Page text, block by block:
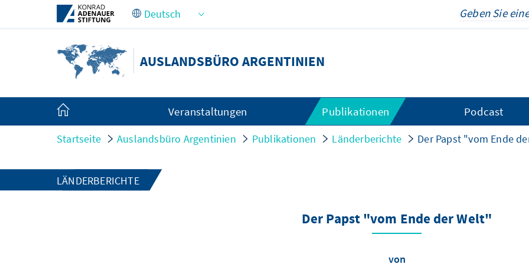
Zum Hauptinhalt springen
AUSLANDSBÜRO ARGENTINIEN
Veranstaltungen Publikationen Podcast
Startseite Auslandsbüro Argentinien Publikationen Länderberichte Der Papst "vom Ende
LÄNDERBERICHTE
Der Papst "vom Ende der Welt"
von